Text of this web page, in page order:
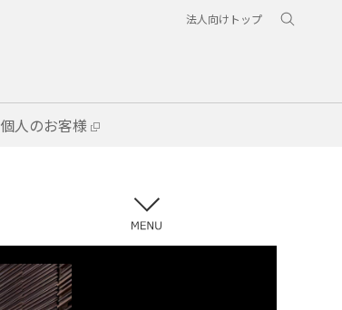
法人向けトップ
個人のお客様